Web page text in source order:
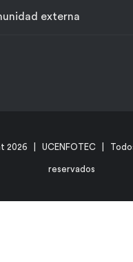
externa
2026 | UCENFOTEC |
reservados